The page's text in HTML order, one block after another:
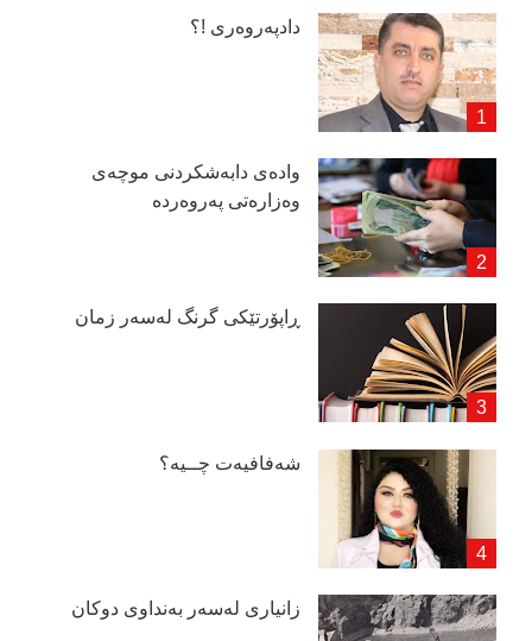
دادپەروەری !؟
وادەی دابەشكردنی موچەی
وەزارەتی پەروەردە
ڕاپۆرتێكی گرنگ لەسەر زمان
شەفافیەت چــیە؟
زانیاری لەسەر بەنداوی دوكان